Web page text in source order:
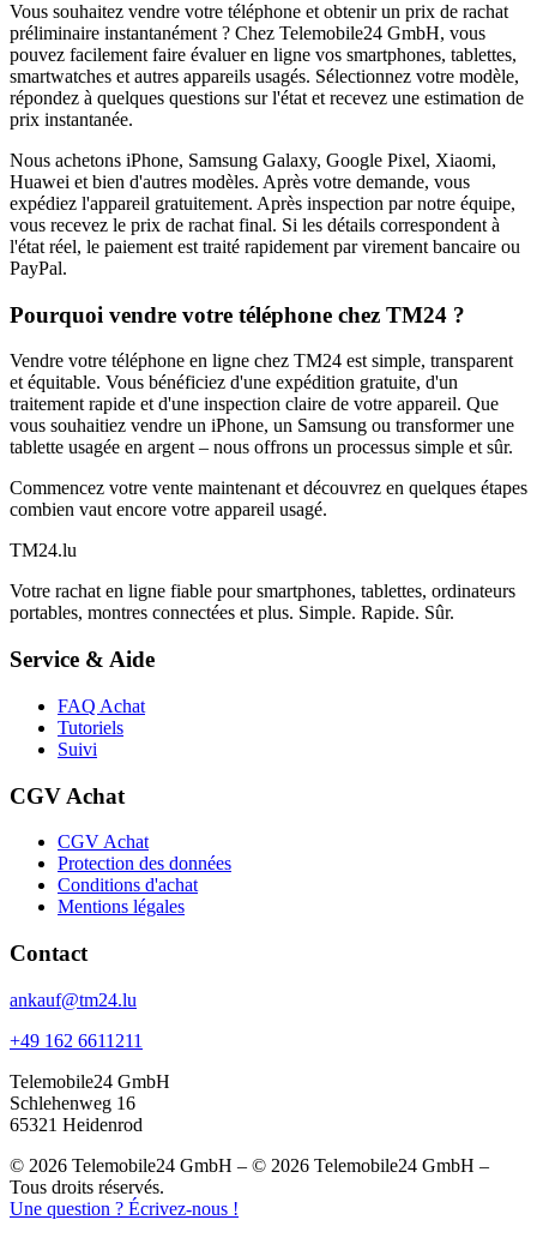
Vous souhaitez vendre votre téléphone et obtenir un prix de rachat
préliminaire instantanément ? Chez Telemobile24 GmbH, vous
pouvez facilement faire évaluer en ligne vos smartphones, tablettes,
smartwatches et autres appareils usagés. Sélectionnez votre modèle,
répondez à quelques questions sur l'état et recevez une estimation de
prix instantanée.
Nous achetons iPhone, Samsung Galaxy, Google Pixel, Xiaomi,
Huawei et bien d'autres modèles. Après votre demande, vous
expédiez l'appareil gratuitement. Après inspection par notre équipe,
vous recevez le prix de rachat final. Si les détails correspondent à
l'état réel, le paiement est traité rapidement par virement bancaire ou
PayPal.
Pourquoi vendre votre téléphone chez TM24 ?
Vendre votre téléphone en ligne chez TM24 est simple, transparent
et équitable. Vous bénéficiez d'une expédition gratuite, d'un
traitement rapide et d'une inspection claire de votre appareil. Que
vous souhaitiez vendre un iPhone, un Samsung ou transformer une
tablette usagée en argent – nous offrons un processus simple et sûr.
Commencez votre vente maintenant et découvrez en quelques étapes
combien vaut encore votre appareil usagé.
TM24.lu
Votre rachat en ligne fiable pour smartphones, tablettes, ordinateurs
portables, montres connectées et plus. Simple. Rapide. Sûr.
Service & Aide
FAQ Achat
Tutoriels
Suivi
CGV Achat
CGV Achat
Protection des données
Conditions d'achat
Mentions légales
Contact
ankauf@tm24.lu
+49 162 6611211
Telemobile24 GmbH
Schlehenweg 16
65321 Heidenrod
© 2026 Telemobile24 GmbH – © 2026 Telemobile24 GmbH –
Tous droits réservés.
Une question ? Écrivez-nous !